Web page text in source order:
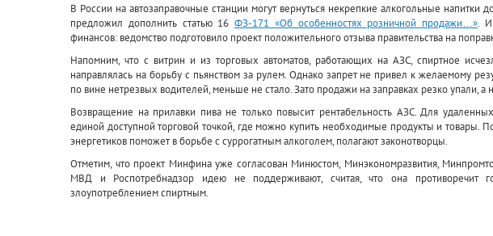
В России на автозаправочные станции могут вернуться некрепкие алкогольные напитки
предложил дополнить статью 16 ФЗ-171 «Об особенностях розничной продажи…».
финансов: ведомство подготовило проект положительного отзыва правительства на
Напомним, что с витрин и из торговых автоматов, работающих на АЗС, спиртное
направлялась на борьбу с пьянством за рулем. Однако запрет не привел к желаемому
по вине нетрезвых водителей, меньше не стало. Зато продажи на заправках резко упали,
Возвращение на прилавки пива не только повысит рентабельность АЗС. Для
единой доступной торговой точкой, где можно купить необходимые продукты и товары.
энергетиков поможет в борьбе с суррогатным алкоголем, полагают законотворцы.
Отметим, что проект Минфина уже согласован Минюстом, Минэкономразвития,
МВД и Роспотребнадзор идею не поддерживают, считая, что она противоречит
злоупотреблением спиртным.